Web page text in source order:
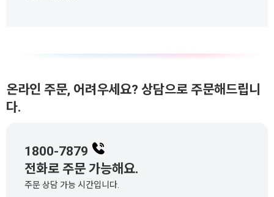
온라인 주문, 어려우세요? 상담으로 주문해드립니
다.
1800-7879
전화로 주문 가능해요.
주문 상담 가능 시간입니다.